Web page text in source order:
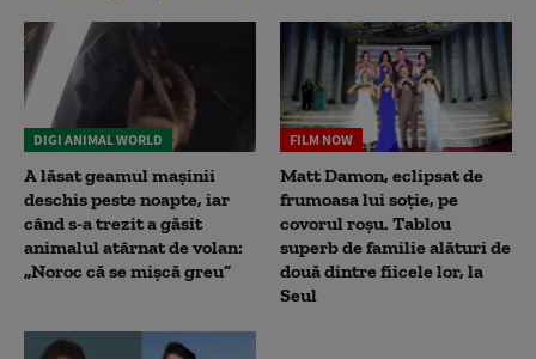
DIGI ANIMAL WORLD
A lăsat geamul mașinii
deschis peste noapte, iar
când s-a trezit a găsit
animalul atârnat de volan:
„Noroc că se mișcă greu”
FILM NOW
Matt Damon, eclipsat de
frumoasa lui soție, pe
covorul roșu. Tablou
superb de familie alături de
două dintre fiicele lor, la
Seul